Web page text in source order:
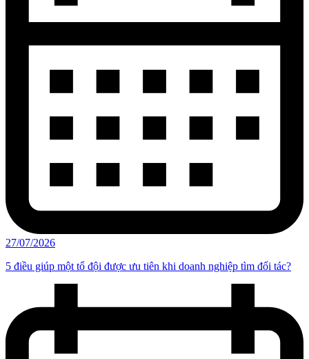
27/07/2026
5 điều giúp một tổ đội được ưu tiên khi doanh nghiệp tìm đối tác?